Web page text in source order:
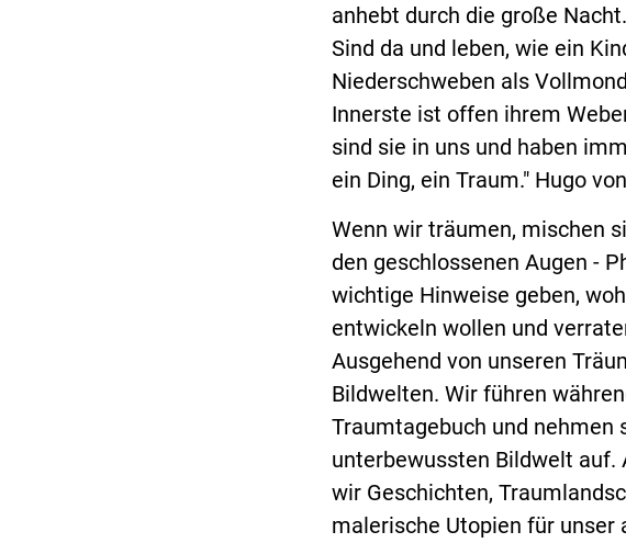
anhebt durch die große
Sind da und leben, wie ein
Niederschweben als
Innerste ist offen ihrem
sind sie in uns und haben
ein Ding, ein Traum." Hugo
Wenn wir träumen, mischen
den geschlossenen Augen -
wichtige Hinweise geben,
entwickeln wollen und
Ausgehend von unseren
Bildwelten. Wir führen
Traumtagebuch und nehmen
unterbewussten Bildwelt auf.
wir Geschichten,
malerische Utopien für unser